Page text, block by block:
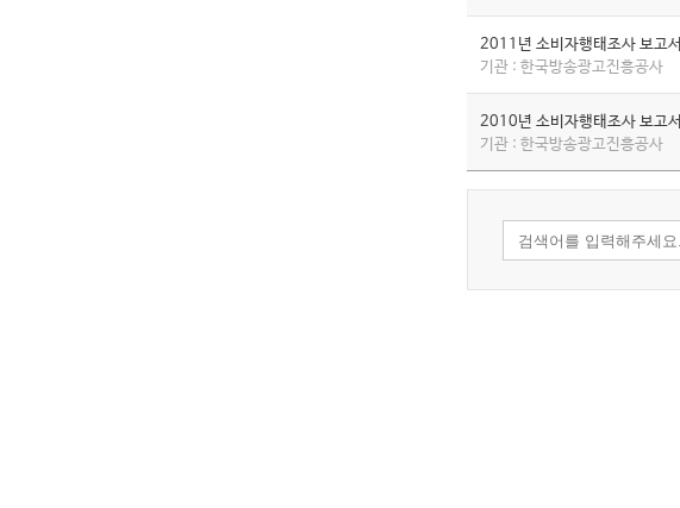
2011년 소비자행태조사 보고서
기관 : 한국방송광고진흥공사
2010년 소비자행태조사 보고서
기관 : 한국방송광고진흥공사